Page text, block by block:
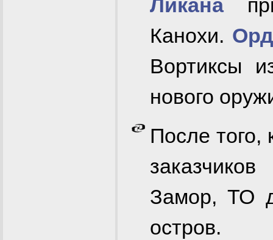
Ликана
Канохи.
Вортиксы
нового
После того,
Замор, ТО
остров.